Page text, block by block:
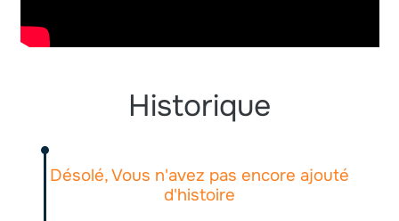
Historique
Désolé, Vous n'avez pas encore ajouté
d'histoire